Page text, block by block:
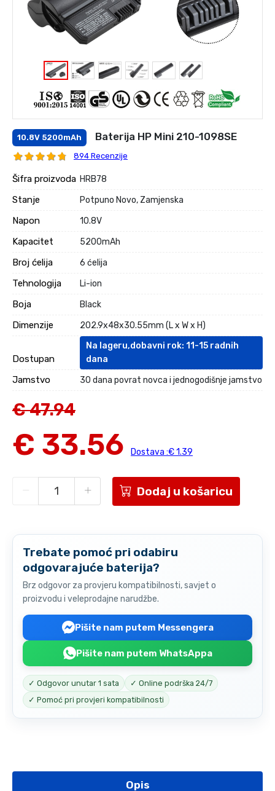
10.8V 5200mAh Baterija HP Mini 210-1098SE
894 Recenzije
Šifra proizvoda HRB78
Stanje Potpuno Novo, Zamjenska
Napon 10.8V
Kapacitet 5200mAh
Broj ćelija 6 ćelija
Tehnologija Li-ion
Boja Black
Dimenzije 202.9x48x30.55mm (L x W x H)
Dostupan
Na lageru,dobavni rok: 11-15 radnih
dana
Jamstvo 30 dana povrat novca i jednogodišnje jamstvo
€ 47.94
€ 33.56 Dostava :€ 1.39
Dodaj u košaricu
Trebate pomoć pri odabiru
odgovarajuće baterija?
Brz odgovor za provjeru kompatibilnosti, savjet o
proizvodu i veleprodajne narudžbe.
Pišite nam putem Messengera
Pišite nam putem WhatsAppa
✓ Odgovor unutar 1 sata
✓ Online podrška 24/7
✓ Pomoć pri provjeri kompatibilnosti
Opis